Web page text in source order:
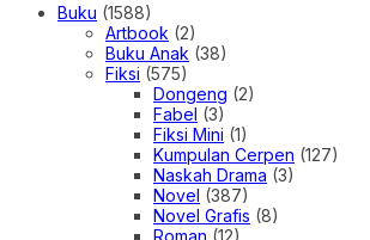
Buku (1588)
Artbook (2)
Buku Anak (38)
Fiksi (575)
Dongeng (2)
Fabel (3)
Fiksi Mini (1)
Kumpulan Cerpen (127)
Naskah Drama (3)
Novel (387)
Novel Grafis (8)
Roman (12)